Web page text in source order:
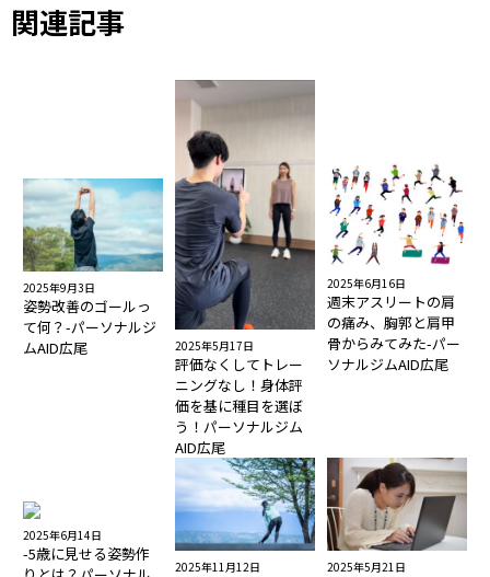
関連記事
2025年9月3日
姿勢改善のゴールっ
て何？-パーソナルジ
ムAID広尾
2025年5月17日
評価なくしてトレー
ニングなし！身体評
価を基に種目を選ぼ
う！パーソナルジム
AID広尾
2025年6月16日
週末アスリートの肩
の痛み、胸郭と肩甲
骨からみてみた-パー
ソナルジムAID広尾
2025年6月14日
-5歳に見せる姿勢作
2025年11月12日 2025年5月21日